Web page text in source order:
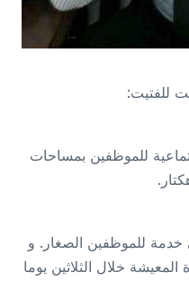
للفتيت:
للموظفين بمساحات
خدمة للموظفين الصغار. و
خلال الثلاثين يوما